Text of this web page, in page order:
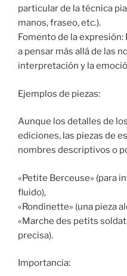
particular de la técnica
manos, fraseo, etc.).
Fomento de la expresión:
a pensar más allá de las
interpretación y la
Ejemplos de piezas:
Aunque los detalles de
ediciones, las piezas de
nombres descriptivos o
«Petite Berceuse» (para
fluido),
«Rondinette» (una pieza
«Marche des petits
precisa).
Importancia: